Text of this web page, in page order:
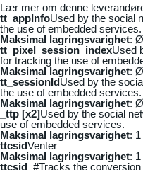
Lær mer om denne
tt_appInfoUsed by the social
the use of embedded services.
Maksimal lagringsvarighet:
tt_pixel_session_indexUsed
for tracking the use of
Maksimal lagringsvarighet:
tt_sessionIdUsed by the
the use of embedded services.
Maksimal lagringsvarighet:
_ttp [x2]Used by the social
use of embedded services.
Maksimal lagringsvarighet:
ttcsidVenter
Maksimal lagringsvarighet:
ttcsid_#Tracks the